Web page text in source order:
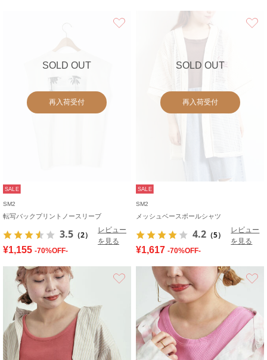
SOLD OUT
再入荷受付
SALE
SM2
転写バックプリントノースリーブ
3.5 （2）
レビュー
を見る
¥1,155 -70%OFF-
SOLD OUT
再入荷受付
SALE
SM2
メッシュベースボールシャツ
4.2 （5）
レビュー
を見る
¥1,617 -70%OFF-
お気に入り